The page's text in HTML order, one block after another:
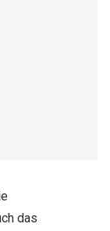
das